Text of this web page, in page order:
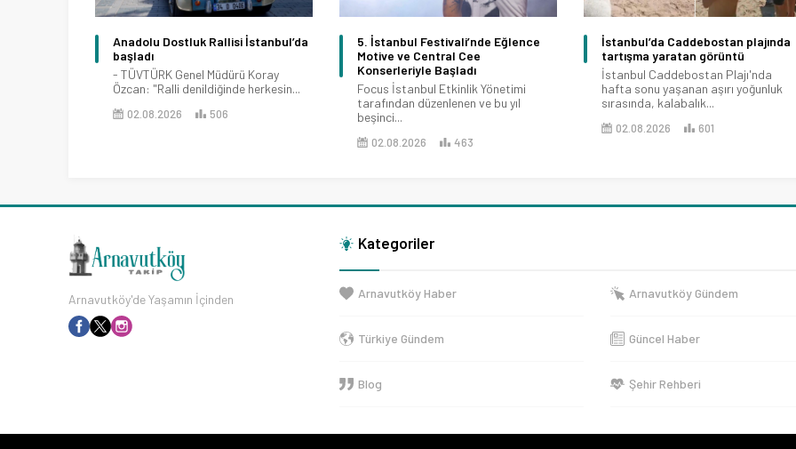
Anadolu Dostluk Rallisi İstanbul’da
başladı
- TÜVTÜRK Genel Müdürü Koray
Özcan: "Ralli denildiğinde herkesin...
02.08.2026 506
5. İstanbul Festivali’nde Eğlence
Motive ve Central Cee
Konserleriyle Başladı
Focus İstanbul Etkinlik Yönetimi
tarafından düzenlenen ve bu yıl
beşinci...
02.08.2026 463
İstanbul’da Caddebostan plajında
tartışma yaratan görüntü
İstanbul Caddebostan Plajı'nda
hafta sonu yaşanan aşırı yoğunluk
sırasında, kalabalık...
02.08.2026 601
Arnavutköy'de Yaşamın İçinden
Kategoriler
Arnavutköy Haber Arnavutköy Gündem
Türkiye Gündem Güncel Haber
Blog Şehir Rehberi